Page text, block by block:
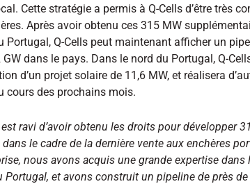
Cette stratégie a permis à Q-Cells d’être très
Après avoir obtenu ces 315 MW
Portugal, Q-Cells peut maintenant afficher un
GW dans le pays. Dans le nord du Portugal, Q-
d’un projet solaire de 11,6 MW, et réalisera
cours des prochains mois.
est ravi d’avoir obtenu les droits pour développer
le cadre de la dernière vente aux enchères
nous avons acquis une grande expertise dans
Portugal, et avons construit un pipeline de près